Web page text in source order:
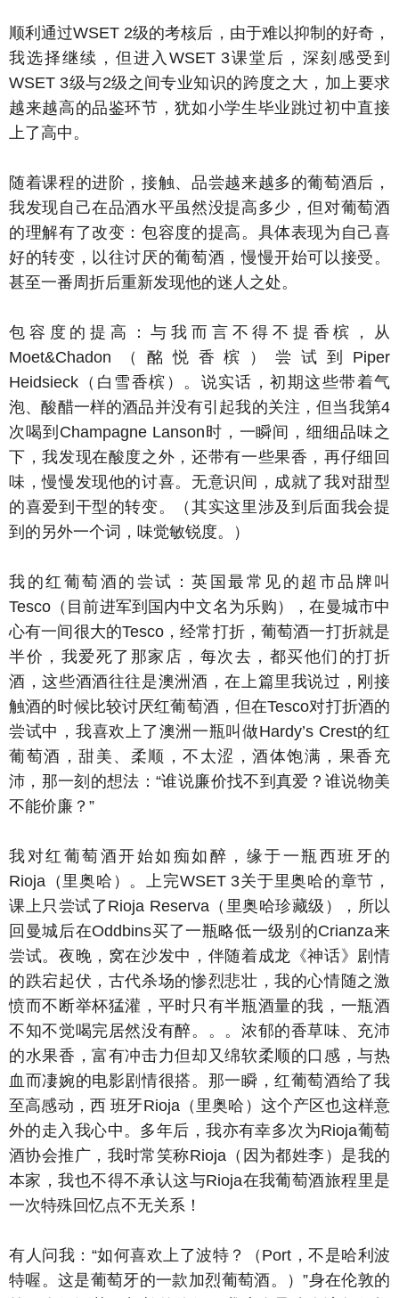
顺利通过WSET 2级的考核后，由于难以抑制的好奇，
我选择继续，但进入WSET 3课堂后，深刻感受到
WSET 3级与2级之间专业知识的跨度之大，加上要求
越来越高的品鉴环节，犹如小学生毕业跳过初中直接
上了高中。
随着课程的进阶，接触、品尝越来越多的葡萄酒后，
我发现自己在品酒水平虽然没提高多少，但对葡萄酒
的理解有了改变：包容度的提高。具体表现为自己喜
好的转变，以往讨厌的葡萄酒，慢慢开始可以接受。
甚至一番周折后重新发现他的迷人之处。
包容度的提高：与我而言不得不提香槟，从
Moet&Chadon（酩悦香槟）尝试到Piper
Heidsieck（白雪香槟）。说实话，初期这些带着气
泡、酸醋一样的酒品并没有引起我的关注，但当我第4
次喝到Champagne Lanson时，一瞬间，细细品味之
下，我发现在酸度之外，还带有一些果香，再仔细回
味，慢慢发现他的讨喜。无意识间，成就了我对甜型
的喜爱到干型的转变。（其实这里涉及到后面我会提
到的另外一个词，味觉敏锐度。）
我的红葡萄酒的尝试：英国最常见的超市品牌叫
Tesco（目前进军到国内中文名为乐购），在曼城市中
心有一间很大的Tesco，经常打折，葡萄酒一打折就是
半价，我爱死了那家店，每次去，都买他们的打折
酒，这些酒酒往往是澳洲酒，在上篇里我说过，刚接
触酒的时候比较讨厌红葡萄酒，但在Tesco对打折酒的
尝试中，我喜欢上了澳洲一瓶叫做Hardy’s Crest的红
葡萄酒，甜美、柔顺，不太涩，酒体饱满，果香充
沛，那一刻的想法：“谁说廉价找不到真爱？谁说物美
不能价廉？”
我对红葡萄酒开始如痴如醉，缘于一瓶西班牙的
Rioja（里奥哈）。上完WSET 3关于里奥哈的章节，
课上只尝试了Rioja Reserva（里奥哈珍藏级），所以
回曼城后在Oddbins买了一瓶略低一级别的Crianza来
尝试。夜晚，窝在沙发中，伴随着成龙《神话》剧情
的跌宕起伏，古代杀场的惨烈悲壮，我的心情随之激
愤而不断举杯猛灌，平时只有半瓶酒量的我，一瓶酒
不知不觉喝完居然没有醉。。。浓郁的香草味、充沛
的水果香，富有冲击力但却又绵软柔顺的口感，与热
血而凄婉的电影剧情很搭。那一瞬，红葡萄酒给了我
至高感动，西 班牙Rioja（里奥哈）这个产区也这样意
外的走入我心中。多年后，我亦有幸多次为Rioja葡萄
酒协会推广，我时常笑称Rioja（因为都姓李）是我的
本家，我也不得不承认这与Rioja在我葡萄酒旅程里是
一次特殊回忆点不无关系！
有人问我：“如何喜欢上了波特？（Port，不是哈利波
特喔。这是葡萄牙的一款加烈葡萄酒。）”身在伦敦的